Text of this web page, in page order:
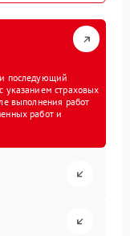
и последующий
указанием страховых
выполнения работ
работ и